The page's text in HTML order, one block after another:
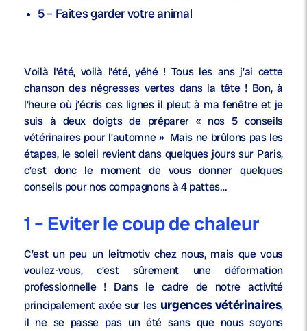
5 – Faites garder votre animal
Voilà l’été, voilà l’été, yéhé ! Tous les ans j’ai cette
chanson des négresses vertes dans la tête ! Bon, à
l’heure où j’écris ces lignes il pleut à ma fenêtre et je
suis à deux doigts de préparer « nos 5 conseils
vétérinaires pour l’automne » Mais ne brûlons pas les
étapes, le soleil revient dans quelques jours sur Paris,
c’est donc le moment de vous donner quelques
conseils pour nos compagnons à 4 pattes…
1 – Eviter le coup de chaleur
C’est un peu un leitmotiv chez nous, mais que vous
voulez-vous, c’est sûrement une déformation
professionnelle ! Dans le cadre de notre activité
principalement axée sur les urgences vétérinaires,
il ne se passe pas un été sans que nous soyons